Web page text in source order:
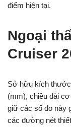
điểm hiện tại.
Ngoại
Cruiser
Sở hữu kích thước
(mm), chiều dài
giữ các số đo này
các đường nét